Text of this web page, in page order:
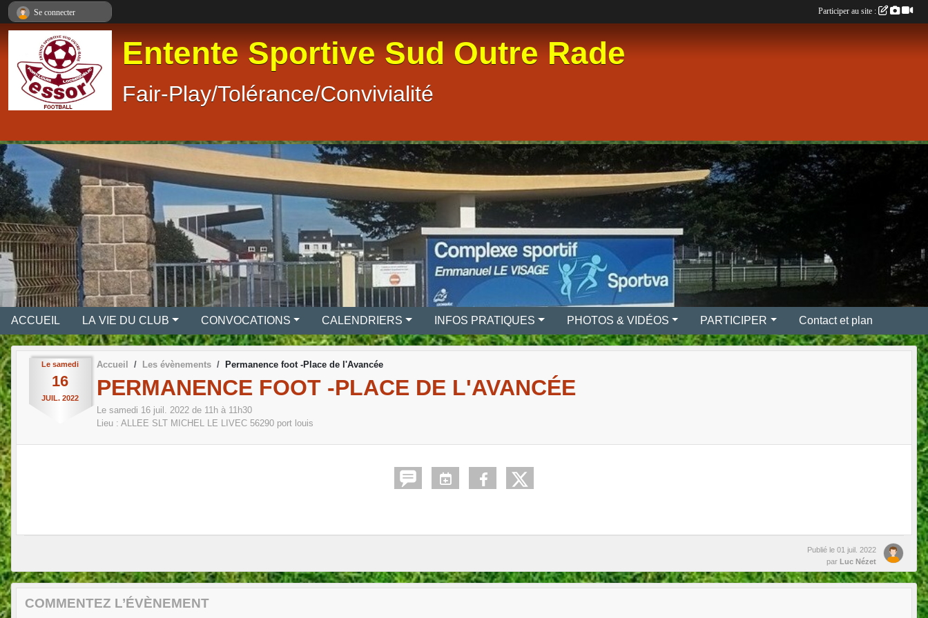
Entente Sportive Sud Outre Rade
Fair-Play/Tolérance/Convivialité
ACCUEIL LA VIE DU CLUB CONVOCATIONS CALENDRIERS INFOS PRATIQUES PHOTOS & VIDÉOS PARTICIPER Contact et plan
Le samedi
16
JUIL. 2022
Accueil Les évènements Permanence foot -Place de l'Avancée
PERMANENCE FOOT -PLACE DE L'AVANCÉE
Le samedi 16 juil. 2022 de 11h à 11h30
Lieu : ALLEE SLT MICHEL LE LIVEC 56290 port louis
Publié le 01 juil. 2022
par
Luc Nézet
COMMENTEZ L’ÉVÈNEMENT
Se connecter Participer au site :
Panneau de gestion des cookies